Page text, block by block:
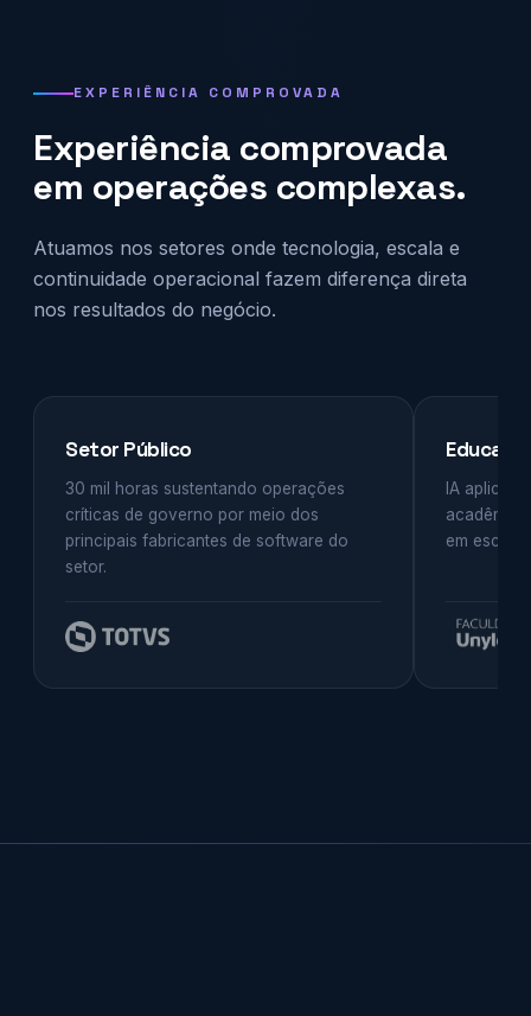
EXPERIÊNCIA COMPROVADA
Experiência comprovada
em operações complexas.
Atuamos nos setores onde tecnologia, escala e
continuidade operacional fazem diferença direta
nos resultados do negócio.
Setor Público
30 mil horas sustentando operações
críticas de governo por meio dos
principais fabricantes de software do
setor.
IA
em escala.